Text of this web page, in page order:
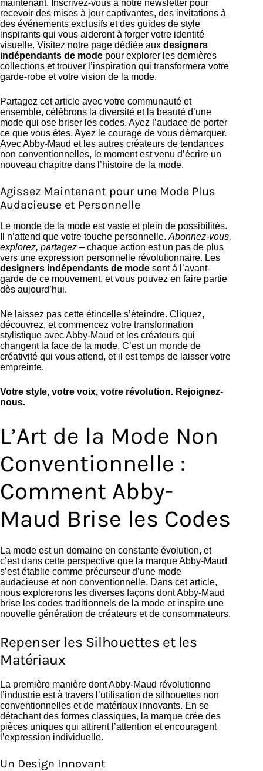
maintenant. Inscrivez-vous à notre newsletter pour
recevoir des mises à jour captivantes, des invitations à
des événements exclusifs et des guides de style
inspirants qui vous aideront à forger votre identité
visuelle. Visitez notre page dédiée aux designers
indépendants de mode pour explorer les dernières
collections et trouver l’inspiration qui transformera votre
garde-robe et votre vision de la mode.
Partagez cet article avec votre communauté et
ensemble, célébrons la diversité et la beauté d’une
mode qui ose briser les codes. Ayez l’audace de porter
ce que vous êtes. Ayez le courage de vous démarquer.
Avec Abby-Maud et les autres créateurs de tendances
non conventionnelles, le moment est venu d’écrire un
nouveau chapitre dans l’histoire de la mode.
Agissez Maintenant pour une Mode Plus
Audacieuse et Personnelle
Le monde de la mode est vaste et plein de possibilités.
Il n’attend que votre touche personnelle. Abonnez-vous,
explorez, partagez – chaque action est un pas de plus
vers une expression personnelle révolutionnaire. Les
designers indépendants de mode sont à l’avant-
garde de ce mouvement, et vous pouvez en faire partie
dès aujourd’hui.
Ne laissez pas cette étincelle s’éteindre. Cliquez,
découvrez, et commencez votre transformation
stylistique avec Abby-Maud et les créateurs qui
changent la face de la mode. C’est un monde de
créativité qui vous attend, et il est temps de laisser votre
empreinte.
Votre style, votre voix, votre révolution. Rejoignez-
nous.
L’Art de la Mode Non
Conventionnelle :
Comment Abby-
Maud Brise les Codes
La mode est un domaine en constante évolution, et
c’est dans cette perspective que la marque Abby-Maud
s’est établie comme précurseur d’une mode
audacieuse et non conventionnelle. Dans cet article,
nous explorerons les diverses façons dont Abby-Maud
brise les codes traditionnels de la mode et inspire une
nouvelle génération de créateurs et de consommateurs.
Repenser les Silhouettes et les
Matériaux
La première manière dont Abby-Maud révolutionne
l’industrie est à travers l’utilisation de silhouettes non
conventionnelles et de matériaux innovants. En se
détachant des formes classiques, la marque crée des
pièces uniques qui attirent l’attention et encouragent
l’expression individuelle.
Un Design Innovant